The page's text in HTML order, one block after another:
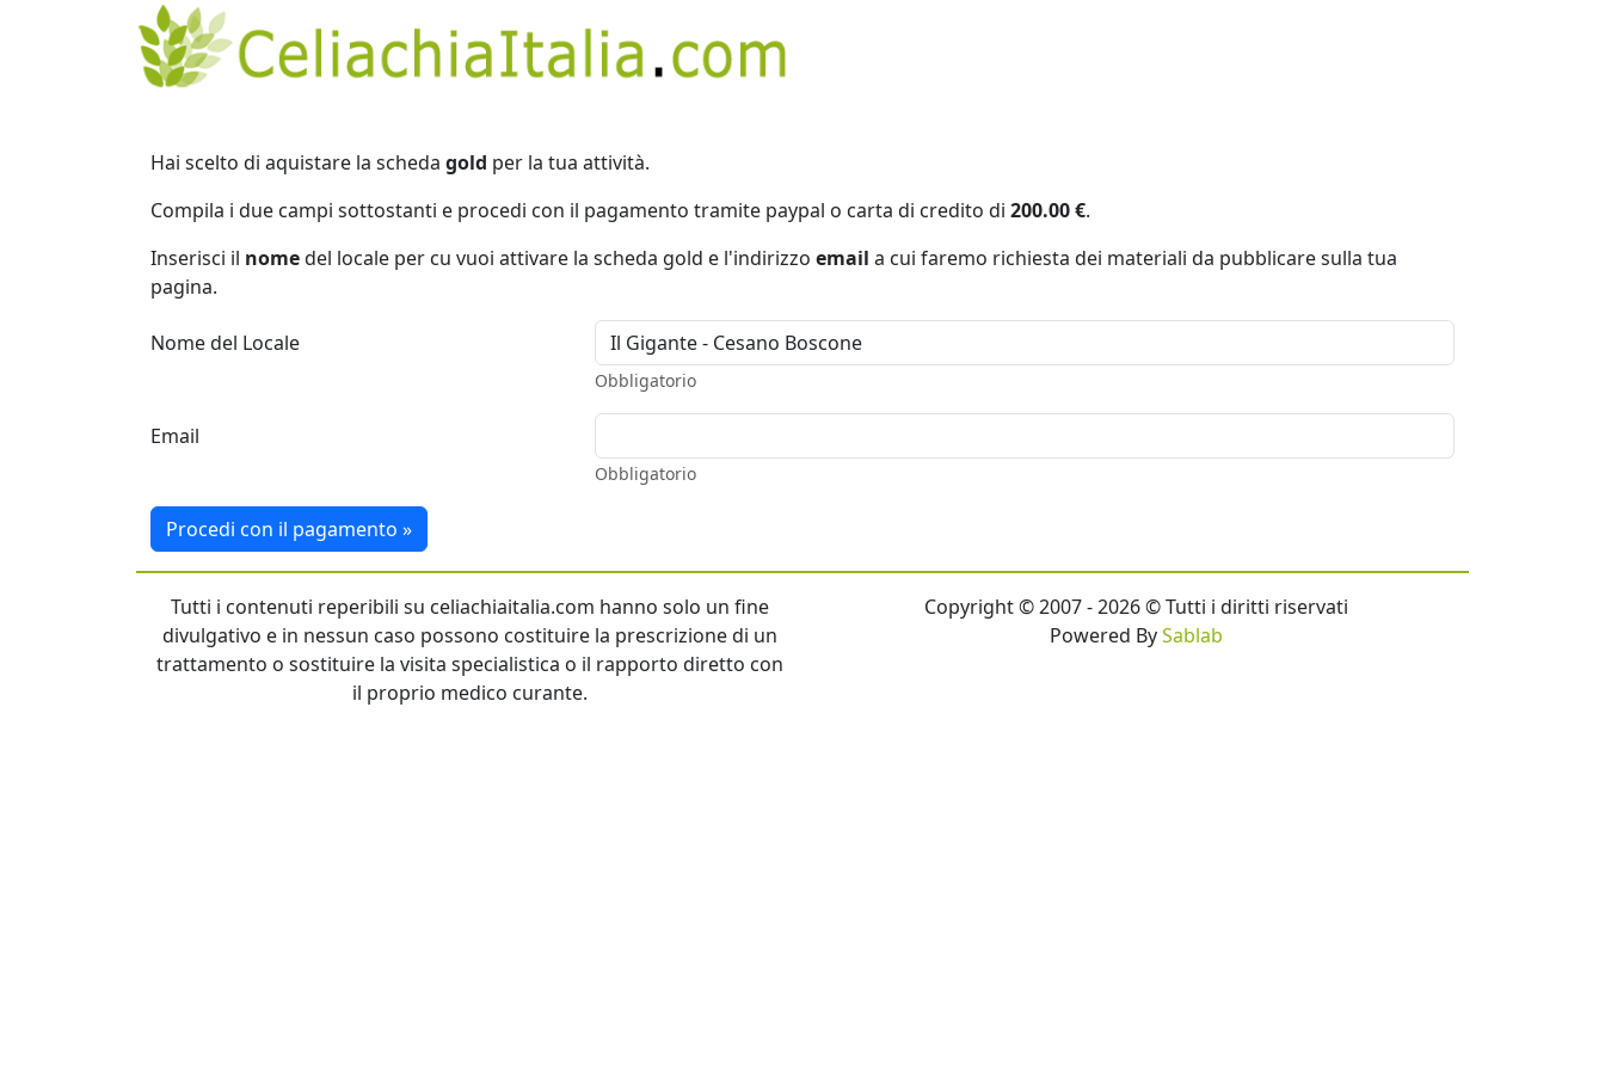
Hai scelto di aquistare la scheda gold per la tua attività.
Compila i due campi sottostanti e procedi con il pagamento tramite paypal o carta di credito di 200.00 €.
Inserisci il nomedel locale per cu vuoi attivare la scheda gold e l'indirizzo email a cui faremo richiesta dei materiali da pubblicare sulla tua
pagina.
Nome del Locale
Obbligatorio
Email
Obbligatorio
Procedi con il pagamento »
Tutti i contenuti reperibili su celiachiaitalia.com hanno solo un fine
divulgativo e in nessun caso possono costituire la prescrizione di un
trattamento o sostituire la visita specialistica o il rapporto diretto con
il proprio medico curante.
Copyright © 2007 - 2026 © Tutti i diritti riservati
Powered BySablab